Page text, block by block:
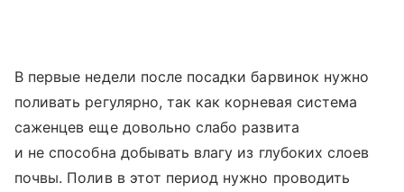
В первые недели после посадки барвинок нужно
поливать регулярно, так как корневая система
саженцев еще довольно слабо развита
и не способна добывать влагу из глубоких слоев
почвы. Полив в этот период нужно проводить